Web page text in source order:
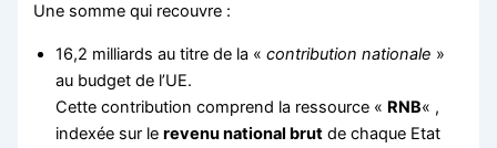
Une somme qui recouvre :
16,2 milliards au titre de la «contribution nationale »
au budget de l’UE.
Cette contribution comprend la ressource « RNB« ,
indexée sur lerevenu national brut de chaque Etat